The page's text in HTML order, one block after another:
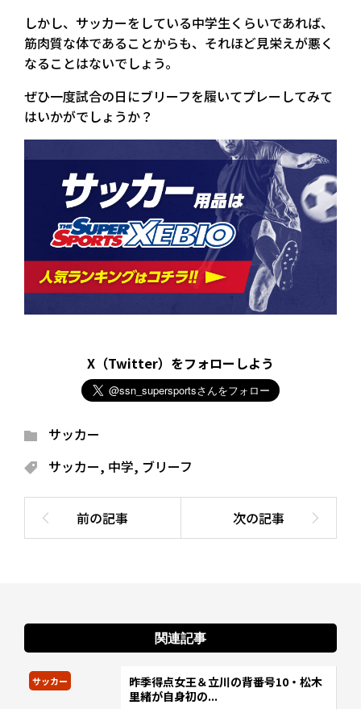
しかし、サッカーをしている中学生くらいであれば、
筋肉質な体であることからも、それほど見栄えが悪く
なることはないでしょう。
ぜひ一度試合の日にブリーフを履いてプレーしてみて
はいかがでしょうか？
X（Twitter）をフォローしよう
サッカー
サッカー, 中学, ブリーフ
関連記事
サッカー
昨季得点女王＆立川の背番号10・松木
里緒が自身初の...